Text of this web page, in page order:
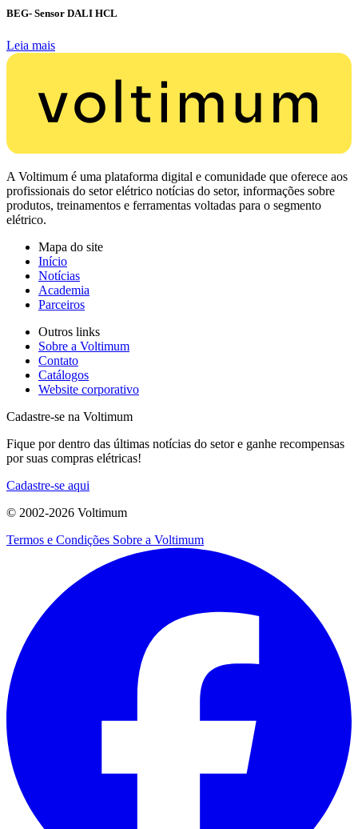
BEG- Sensor DALI HCL
Leia mais
A Voltimum é uma plataforma digital e comunidade que oferece aos
profissionais do setor elétrico notícias do setor, informações sobre
produtos, treinamentos e ferramentas voltadas para o segmento
elétrico.
Mapa do site
Início
Notícias
Academia
Parceiros
Outros links
Sobre a Voltimum
Contato
Catálogos
Website corporativo
Cadastre-se na Voltimum
Fique por dentro das últimas notícias do setor e ganhe recompensas
por suas compras elétricas!
Cadastre-se aqui
© 2002-2026 Voltimum
Termos e Condições Sobre a Voltimum